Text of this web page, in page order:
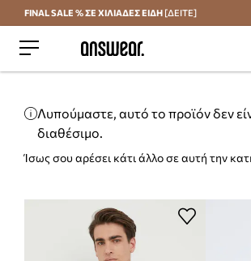
Εξοικονομήστε με το Answear Club
FINAL SALE % ΣΕ ΧΙΛΙΑΔΕΣ ΕΙΔΗ [ΔΕΙΤΕ]
Λυπούμαστε, αυτό το προϊόν δεν
διαθέσιμο.
Ίσως σου αρέσει κάτι άλλο σε αυτή την